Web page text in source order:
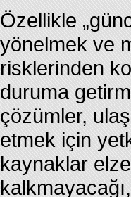
Özellikle
yönelmek ve
risklerinden
duruma
çözümler,
etmek için
kaynaklar